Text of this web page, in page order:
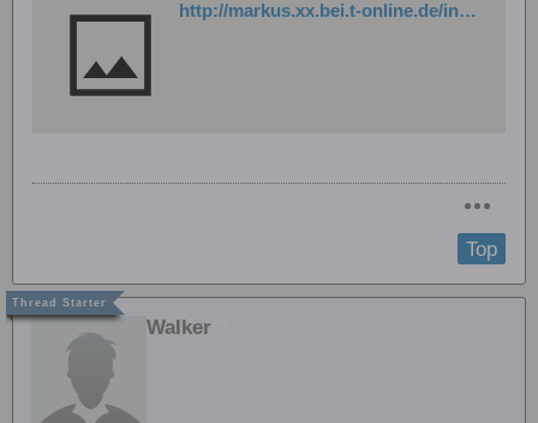
http://markus.xx.bei.t-online.de/index.html
Top
Walker